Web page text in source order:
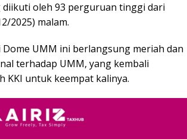
diikuti oleh 93 perguruan tinggi dari
2025) malam.
UMM ini berlangsung meriah dan
terhadap UMM, yang kembali
KKI untuk keempat kalinya.